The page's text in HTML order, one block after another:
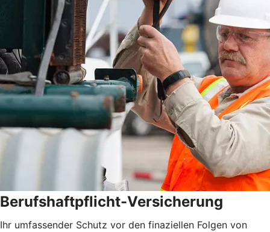
Berufshaftpflicht-Versicherung
Ihr umfassender Schutz vor den finaziellen Folgen von